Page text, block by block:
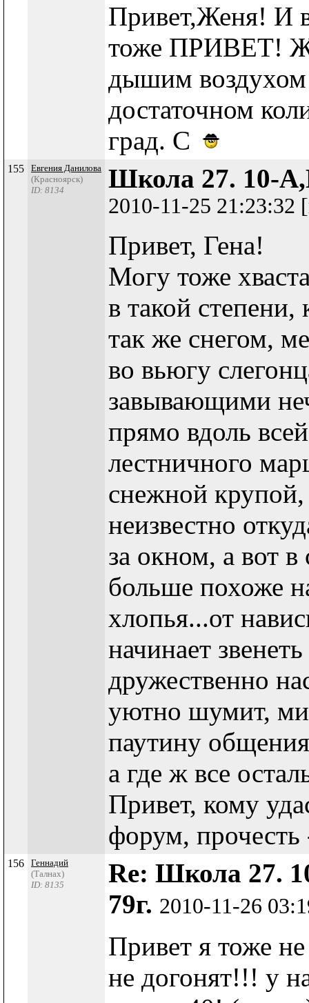
Привет,Женя! И
тоже ПРИВЕТ!
дышим воздухом
достаточном
град. С
155
Евгения Данилова
(Красноярск)
ID: 8134
Школа 27. 10-
2010-11-25 21:23:32
Привет, Гена!
Могу тоже
в такой степени,
так же снегом,
во вьюгу
завывающими
прямо вдоль
лестничного
снежной
неизвестно
за окном, а вот в
больше похоже
хлопья...от
начинает
дружественно
уютно шумит,
паутину
а где ж все
Привет, кому
форум,
156
Геннадий
(Талнах)
ID: 8135
Re: Школа 27.
79г. 2010-11-26
Привет я тоже
не догонят!!! у